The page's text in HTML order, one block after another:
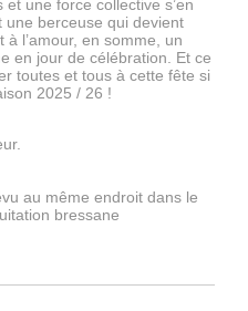
une force collective s’en
une berceuse qui devient
à l’amour, en somme, un
en jour de célébration. Et ce
toutes et tous à cette fête si
2025 / 26 !
au même endroit dans le
bressane